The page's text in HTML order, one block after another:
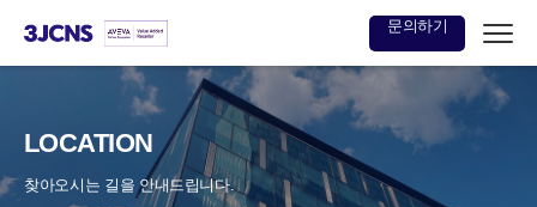
본문
바로가기
문의하기
LOCATION
찾아오시는 길을 안내드립니다.